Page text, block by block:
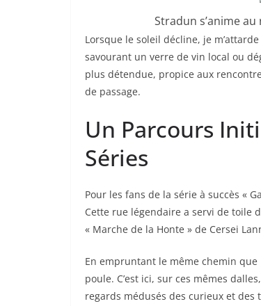
Stradun s’anime
Lorsque le soleil décline, je
savourant un verre de vin local ou
plus détendue, propice aux
de passage.
Un Parcours
Séries
Pour les fans de la série à succès «
Cette rue légendaire a servi de toile
« Marche de la Honte » de Cersei
En empruntant le même chemin
poule. C’est ici, sur ces mêmes
regards médusés des curieux et